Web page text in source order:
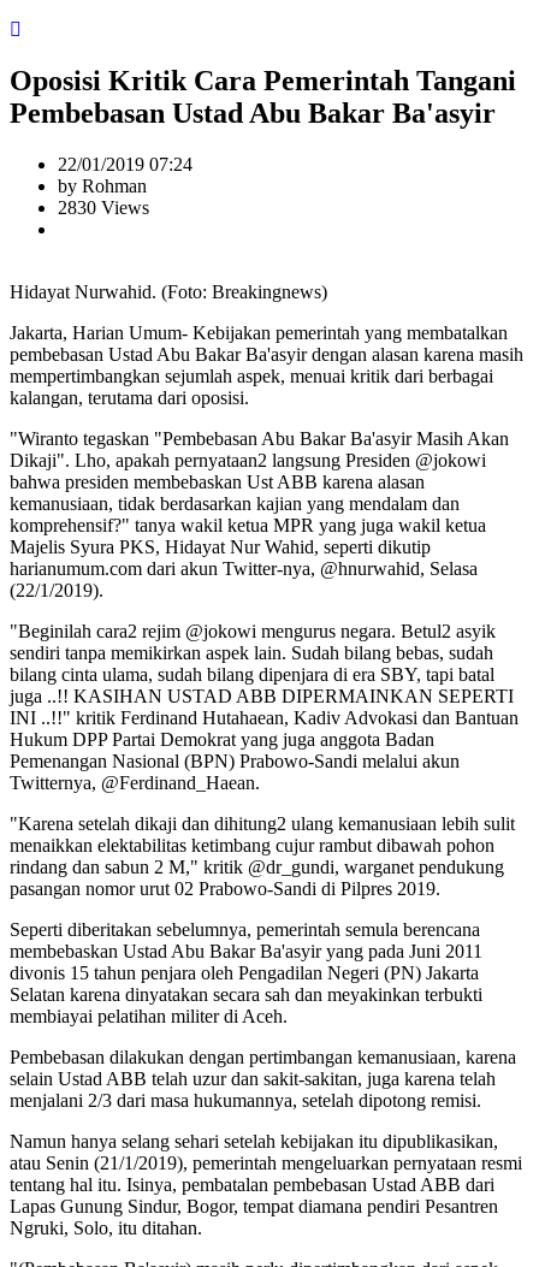
Oposisi Kritik Cara Pemerintah Tangani
Pembebasan Ustad Abu Bakar Ba'asyir
22/01/2019 07:24
by Rohman
2830 Views
Hidayat Nurwahid. (Foto: Breakingnews)
Jakarta, Harian Umum- Kebijakan pemerintah yang membatalkan
pembebasan Ustad Abu Bakar Ba'asyir dengan alasan karena masih
mempertimbangkan sejumlah aspek, menuai kritik dari berbagai
kalangan, terutama dari oposisi.
"Wiranto tegaskan "Pembebasan Abu Bakar Ba'asyir Masih Akan
Dikaji". Lho, apakah pernyataan2 langsung Presiden @jokowi
bahwa presiden membebaskan Ust ABB karena alasan
kemanusiaan, tidak berdasarkan kajian yang mendalam dan
komprehensif?" tanya wakil ketua MPR yang juga wakil ketua
Majelis Syura PKS, Hidayat Nur Wahid, seperti dikutip
harianumum.com dari akun Twitter-nya, @hnurwahid, Selasa
(22/1/2019).
"Beginilah cara2 rejim @jokowi mengurus negara. Betul2 asyik
sendiri tanpa memikirkan aspek lain. Sudah bilang bebas, sudah
bilang cinta ulama, sudah bilang dipenjara di era SBY, tapi batal
juga ..!! KASIHAN USTAD ABB DIPERMAINKAN SEPERTI
INI ..!!" kritik Ferdinand Hutahaean, Kadiv Advokasi dan Bantuan
Hukum DPP Partai Demokrat yang juga anggota Badan
Pemenangan Nasional (BPN) Prabowo-Sandi melalui akun
Twitternya, @Ferdinand_Haean.
"Karena setelah dikaji dan dihitung2 ulang kemanusiaan lebih sulit
menaikkan elektabilitas ketimbang cujur rambut dibawah pohon
rindang dan sabun 2 M," kritik @dr_gundi, warganet pendukung
pasangan nomor urut 02 Prabowo-Sandi di Pilpres 2019.
Seperti diberitakan sebelumnya, pemerintah semula berencana
membebaskan Ustad Abu Bakar Ba'asyir yang pada Juni 2011
divonis 15 tahun penjara oleh Pengadilan Negeri (PN) Jakarta
Selatan karena dinyatakan secara sah dan meyakinkan terbukti
membiayai pelatihan militer di Aceh.
Pembebasan dilakukan dengan pertimbangan kemanusiaan, karena
selain Ustad ABB telah uzur dan sakit-sakitan, juga karena telah
menjalani 2/3 dari masa hukumannya, setelah dipotong remisi.
Namun hanya selang sehari setelah kebijakan itu dipublikasikan,
atau Senin (21/1/2019), pemerintah mengeluarkan pernyataan resmi
tentang hal itu. Isinya, pembatalan pembebasan Ustad ABB dari
Lapas Gunung Sindur, Bogor, tempat diamana pendiri Pesantren
Ngruki, Solo, itu ditahan.